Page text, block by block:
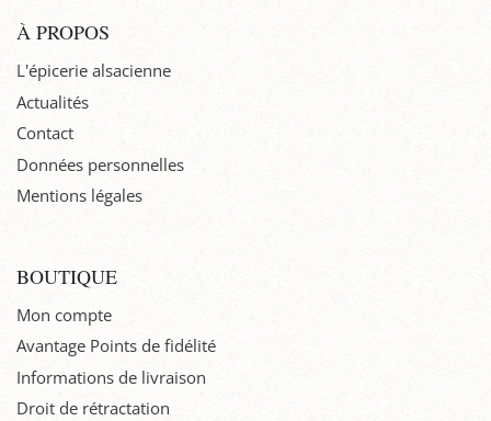
À PROPOS
L'épicerie alsacienne
Actualités
Contact
Données personnelles
Mentions légales
BOUTIQUE
Mon compte
Avantage Points de fidélité
Informations de livraison
Droit de rétractation